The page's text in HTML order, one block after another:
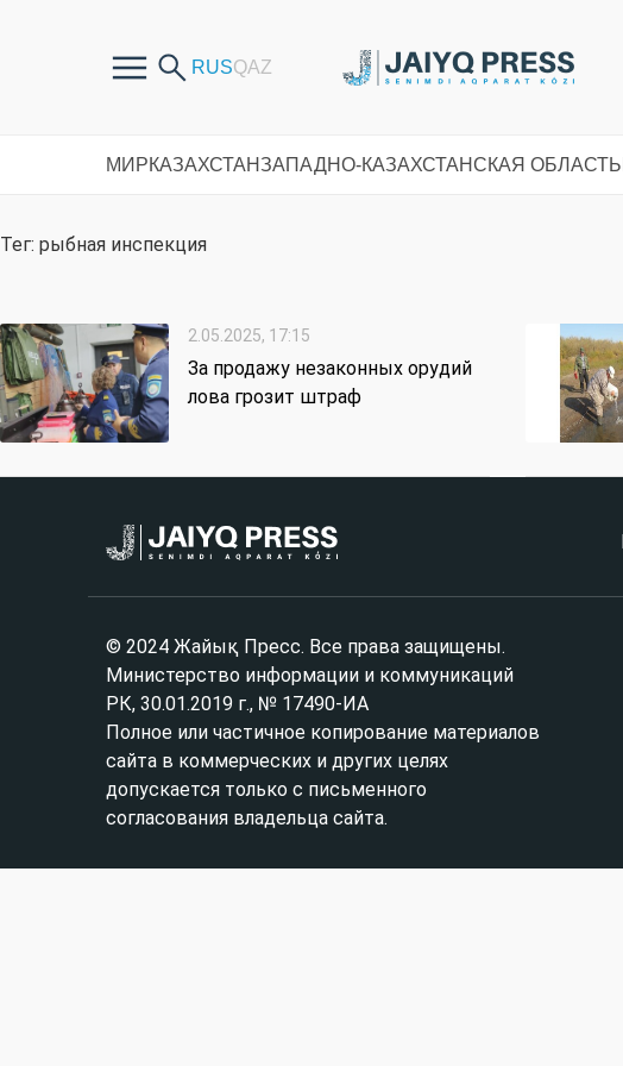
МИРКАЗАХСТАНЗАПАДНО-КАЗАХСТАНСКАЯ ОБЛАСТЬ
Тег: рыбная инспекция
2.05.2025, 17:15
За продажу незаконных орудий
лова грозит штраф
© 2024 Жайық Пресс. Все права защищены.
Министерство информации и коммуникаций
РК, 30.01.2019 г., № 17490-ИА
Полное или частичное копирование материалов
сайта в коммерческих и других целях
допускается только с письменного
согласования владельца сайта.